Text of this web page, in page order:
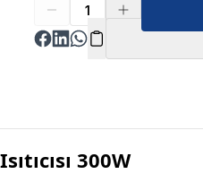
300W